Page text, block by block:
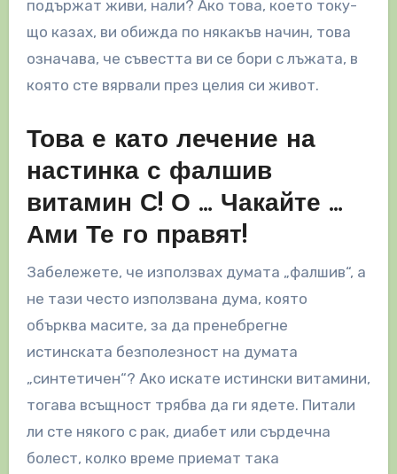
подържат живи, нали? Ако това, което току-
що казах, ви обижда по някакъв начин, това
означава, че съвестта ви се бори с лъжата, в
която сте вярвали през целия си живот.
Това е като лечение на
настинка с фалшив
витамин С! О … Чакайте …
Ами Те го правят!
Забележете, че използвах думата „фалшив“, а
не тази често използвана дума, която
обърква масите, за да пренебрегне
истинската безполезност на думата
„синтетичен“? Ако искате истински витамини,
тогава всъщност трябва да ги ядете. Питали
ли сте някого с рак, диабет или сърдечна
болест, колко време приемат така